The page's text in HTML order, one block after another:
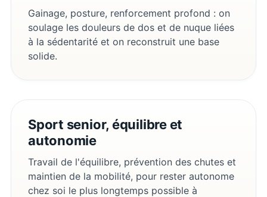
Gainage, posture, renforcement profond : on
soulage les douleurs de dos et de nuque liées
à la sédentarité et on reconstruit une base
solide.
Sport senior, équilibre et
autonomie
Travail de l'équilibre, prévention des chutes et
maintien de la mobilité, pour rester autonome
chez soi le plus longtemps possible à